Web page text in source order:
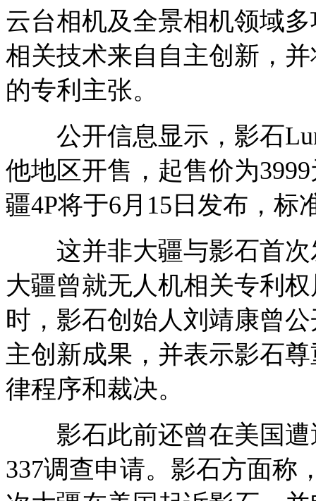
云台相机及全景相机领域
相关技术来自自主创新，
的专利主张。
公开信息显示，影石
他地区开售，起售价为
疆4P将于6月15日发布，标
这并非大疆与影石首次
大疆曾就无人机相关专利
时，影石创始人刘靖康曾
主创新成果，并表示影石
律程序和裁决。
影石此前还曾在美国遭
337调查申请。影石方面称